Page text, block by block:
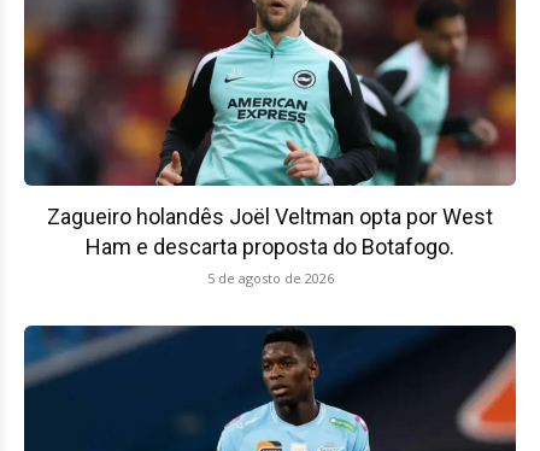
Zagueiro holandês Joël Veltman opta por West
Ham e descarta proposta do Botafogo.
5 de agosto de 2026